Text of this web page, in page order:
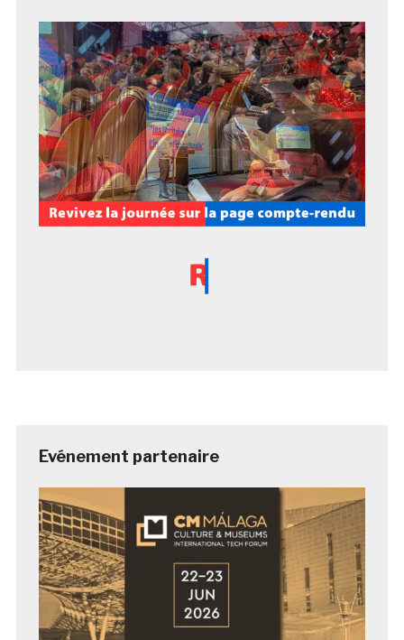
Evénement partenaire